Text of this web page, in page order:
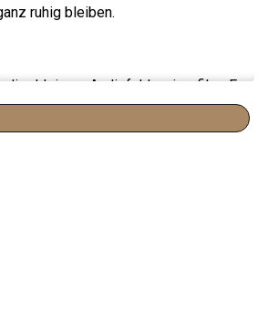
ruhig bleiben.
kleinen Audiofehler im file. Es
noise gate ein kleines Problem.
gate. Auf meinen Kopfhörern